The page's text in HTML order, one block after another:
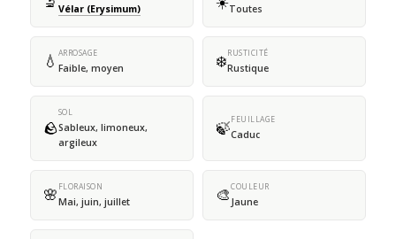
Vélar (Erysimum) Toutes
💧 ARROSAGE
Faible, moyen ❄️RUSTICITÉ
Rustique
🪨
SOL
Sableux, limoneux,
argileux
🍃FEUILLAGE
Caduc
🌸 FLORAISON
Mai, juin, juillet 🎨COULEUR
Jaune